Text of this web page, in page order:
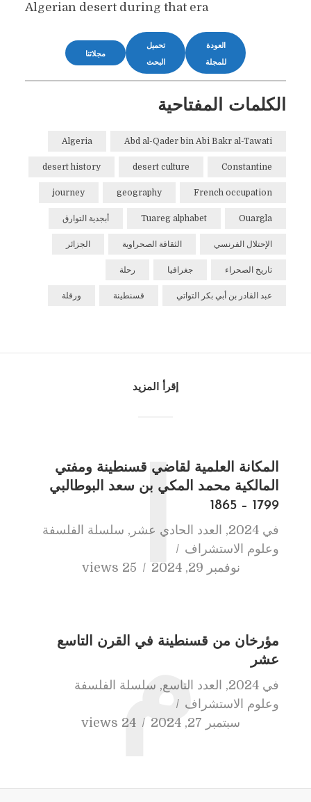
Algerian desert during that era
العودة
للمجلة
تحميل
البحث
مجلاتنا
الكلمات المفتاحية
Abd al-Qader bin Abi Bakr al-Tawati
Algeria
Constantine
desert culture
desert history
French occupation
geography
journey
Ouargla
Tuareg alphabet أبجدية التوارق
الإحتلال الفرنسي الثقافة الصحراوية الجزائر
تاريخ الصحراء جغرافيا رحلة
عبد القادر بن أبي بكر التواتي قسنطينة ورقلة
إقرأ المزيد
المكانة العلمية لقاضي قسنطينة ومفتي
المالكية محمد المكي بن سعد البوطالبي
1799 – 1865
في 2024
, العدد الحادي عشر , سلسلة الفلسفة
وعلوم الاستشراف
نوفمبر 29, 2024
25 viewsا
مؤرخان من قسنطينة في القرن التاسع
عشر
في 2024
, العدد التاسع, سلسلة الفلسفة
وعلوم الاستشراف
سبتمبر 27, 2024
24 views
م